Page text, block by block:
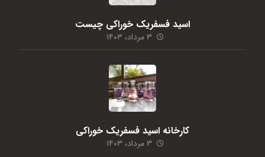
اسید فسفریک خوراکی چیست
۳ مرداد، ۱۴۰۳
کارخانه اسید فسفریک خوراکی
۳ مرداد، ۱۴۰۳